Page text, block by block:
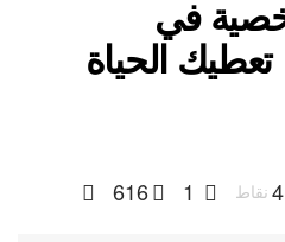
في
الحياة
4 نقاط 1
616